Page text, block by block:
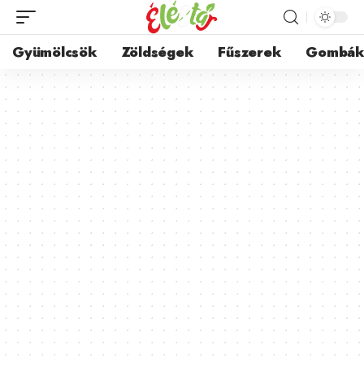
Gyümölcsök Zöldségek Fűszerek Gombák